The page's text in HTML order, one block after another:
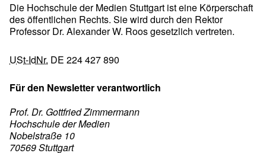
Die Hochschule der Medien Stuttgart ist eine Körperschaft
des öffentlichen Rechts. Sie wird durch den Rektor
Professor Dr. Alexander W. Roos gesetzlich vertreten.
USt-IdNr. DE 224 427 890
Für den Newsletter verantwortlich
Prof. Dr. Gottfried Zimmermann
Hochschule der Medien
Nobelstraße 10
70569 Stuttgart